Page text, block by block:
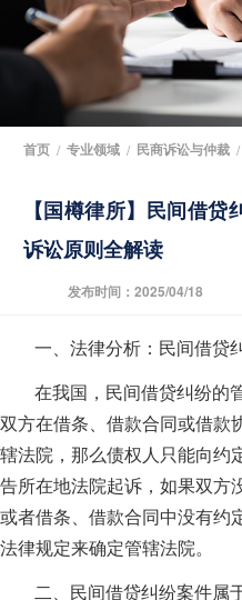
首页 / 专业领域 / 民商诉讼与仲裁 /
【国樽律所】民间借
诉讼原则全解读
发布时间：2025/04/18
一、法律分析：民间借贷
在我国，民间借贷纠纷的
双方在借条、借款合同或借款
辖法院，那么债权人只能向约
告所在地法院起诉，如果双方
或者借条、借款合同中没有约
法律规定来确定管辖法院。
二、民间借贷纠纷案件属